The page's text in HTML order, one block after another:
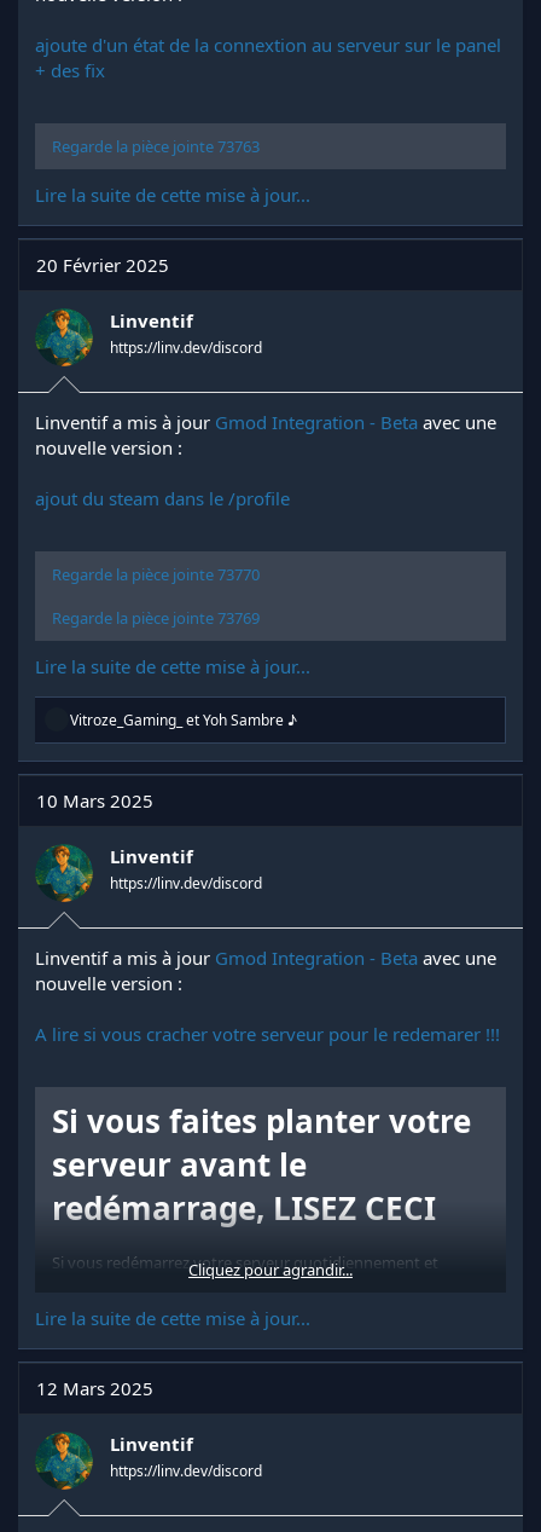
ajoute d'un état de la connextion au serveur sur le panel
+ des fix
Regarde la pièce jointe 73763
Lire la suite de cette mise à jour...
20 Février 2025
Linventif
https://linv.dev/discord
Linventif a mis à jour Gmod Integration - Beta avec une
nouvelle version :
ajout du steam dans le /profile
Regarde la pièce jointe 73770
Regarde la pièce jointe 73769
Lire la suite de cette mise à jour...
R
a
c
t
i
n
s
:
Vitroze_Gaming_ etYoh Sambre ♪
10 Mars 2025
Linventif
https://linv.dev/discord
Linventif a mis à jour Gmod Integration - Beta avec une
nouvelle version :
A lire si vous cracher votre serveur pour le redemarer !!!
Si vous faites planter votre
serveur avant le
redémarrage, LISEZ CECI
Si vous redémarrez votre serveur quotidiennement et
utilisez un addon de reconnexion automatique pour vos
pour forcer les clients à se reconnecter. Bien que cette
méthode maintienne les clients connectés pendant un
tous les addons, ce qui...
Cliquez pour agrandir...
Lire la suite de cette mise à jour...
12 Mars 2025
Linventif
https://linv.dev/discord